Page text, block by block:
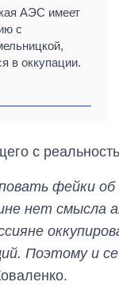
АЭС имеет
с
в оккупации.
с
фейки
нет смысла
Поэтому и